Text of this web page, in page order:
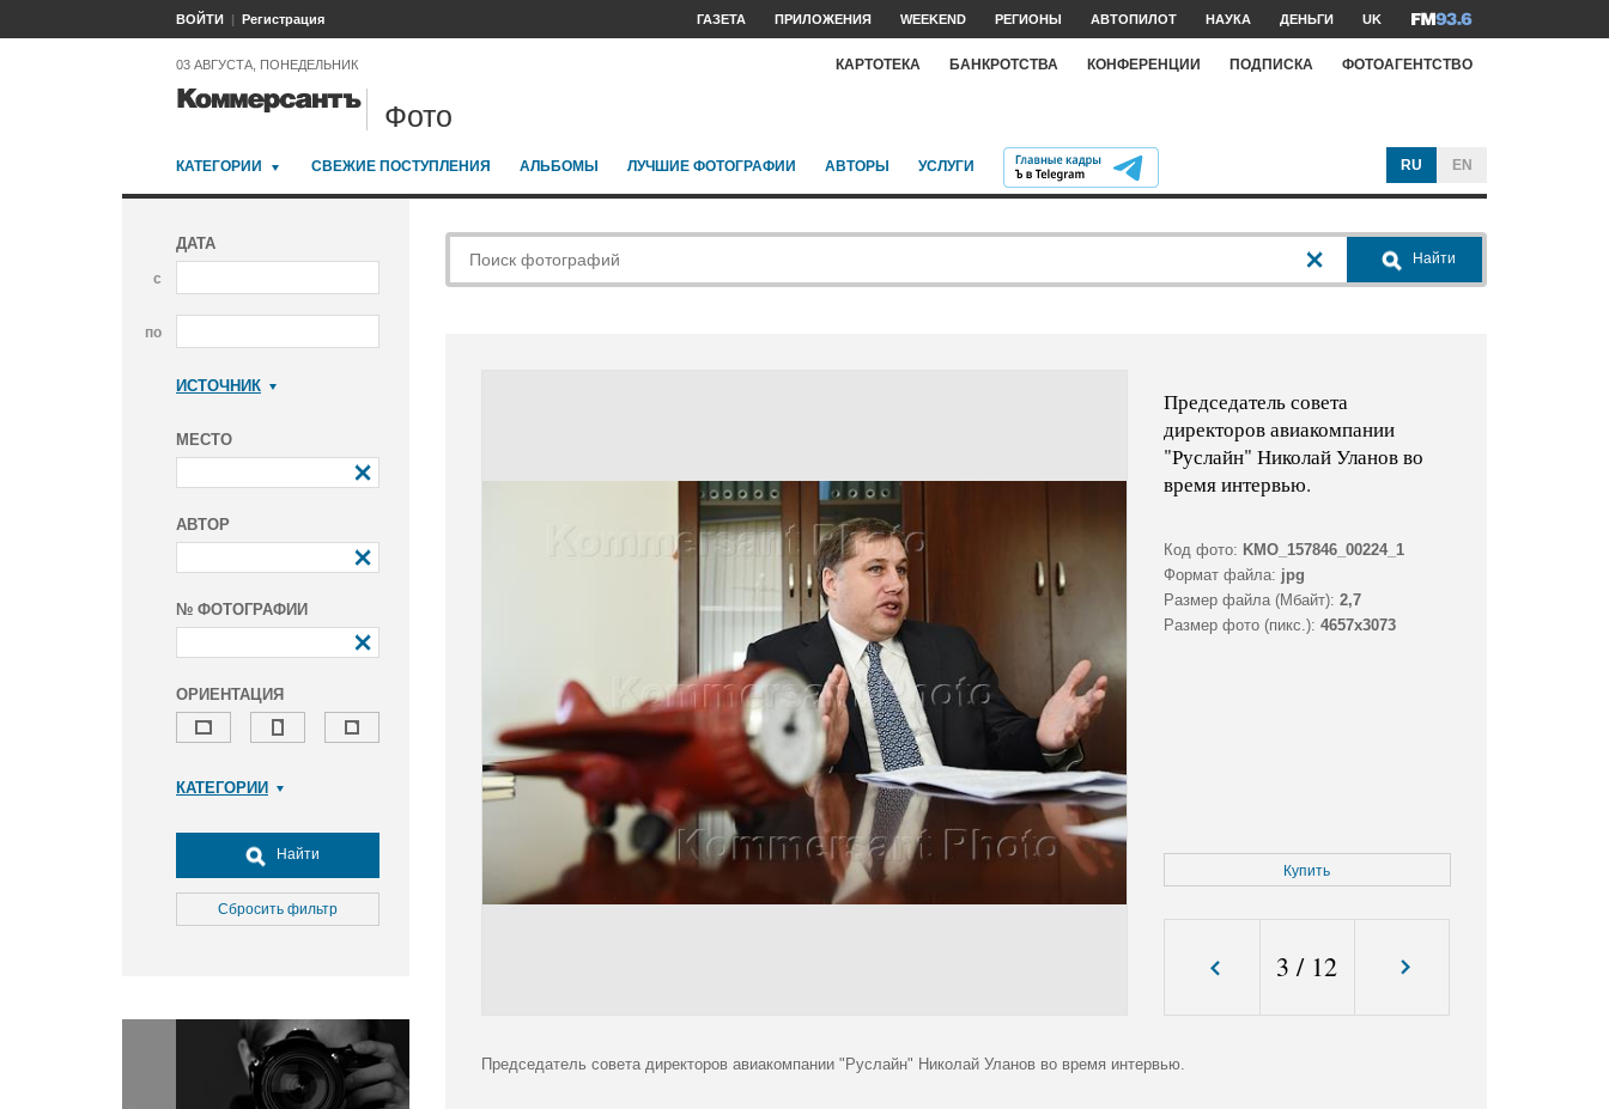
ВОЙТИ Регистрация ГАЗЕТА ПРИЛОЖЕНИЯ WEEKEND РЕГИОНЫ АВТОПИЛОТ НАУКА ДЕНЬГИ UK
03 АВГУСТА, ПОНЕДЕЛЬНИК КАРТОТЕКА БАНКРОТСТВА КОНФЕРЕНЦИИ ПОДПИСКА ФОТОАГЕНТСТВО
Фото
КАТЕГОРИИ СВЕЖИЕ ПОСТУПЛЕНИЯ АЛЬБОМЫ ЛУЧШИЕ ФОТОГРАФИИ АВТОРЫ УСЛУГИ RU EN
ДАТА
с
по
ИСТОЧНИК
МЕСТО
АВТОР
№ ФОТОГРАФИИ
ОРИЕНТАЦИЯ
КАТЕГОРИИ
Досуг, туризм и отдых
Культура
Медицина
Окружающая среда
Политика
Правосудие
Найти
Сбросить фильтр
Найти
Председатель совета
директоров авиакомпании
"Руслайн" Николай Уланов во
время интервью.
Код фото: KMO_157846_00224_1
Формат файла: jpg
Размер файла (Мбайт): 2,7
Размер фото (пикс.): 4657x3073
Купить
3 / 12
Председатель совета директоров авиакомпании "Руслайн" Николай Уланов во время интервью.